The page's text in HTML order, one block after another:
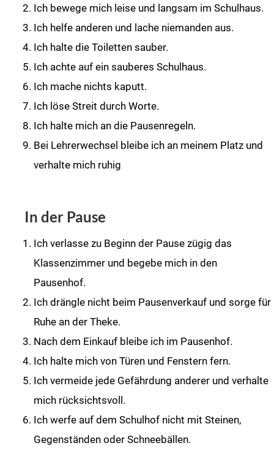
Ich bewege mich leise und langsam im Schulhaus.
Ich helfe anderen und lache niemanden aus.
Ich halte die Toiletten sauber.
Ich achte auf ein sauberes Schulhaus.
Ich mache nichts kaputt.
Ich löse Streit durch Worte.
Ich halte mich an die Pausenregeln.
Bei Lehrerwechsel bleibe ich an meinem Platz und
verhalte mich ruhig
In der Pause
Ich verlasse zu Beginn der Pause zügig das
Klassenzimmer und begebe mich in den
Pausenhof.
Ich drängle nicht beim Pausenverkauf und sorge für
Ruhe an der Theke.
Nach dem Einkauf bleibe ich im Pausenhof.
Ich halte mich von Türen und Fenstern fern.
Ich vermeide jede Gefährdung anderer und verhalte
mich rücksichtsvoll.
Ich werfe auf dem Schulhof nicht mit Steinen,
Gegenständen oder Schneebällen.